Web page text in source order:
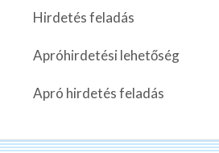
Hirdetés feladás
Apróhirdetési lehetőség
Apró hirdetés feladás